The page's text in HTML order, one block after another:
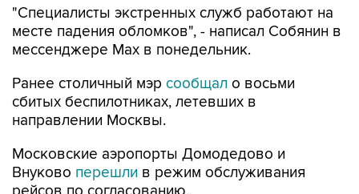
"Специалисты экстренных служб работают на
месте падения обломков", - написал Собянин в
мессенджере Max в понедельник.
Ранее столичный мэр сообщал о восьми
сбитых беспилотниках, летевших в
направлении Москвы.
Московские аэропорты Домодедово и
Внуково перешли в режим обслуживания